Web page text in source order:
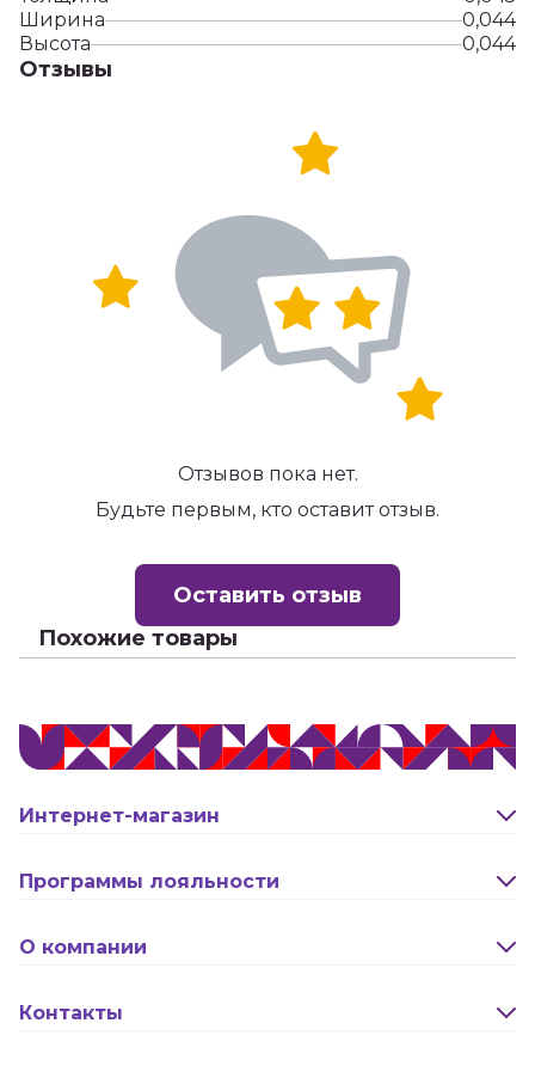
Ширина
0,044
Высота
0,044
Отзывы
Отзывов пока нет.
Будьте первым, кто оставит отзыв.
Оставить отзыв
Похожие товары
Интернет-магазин
Программы лояльности
Правила программы лояльности "Родина"
О компании
Контакты